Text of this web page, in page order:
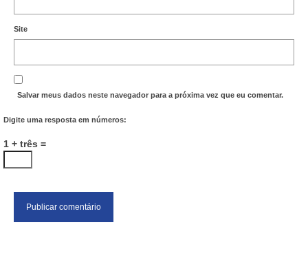
Site
Salvar meus dados neste navegador para a próxima vez que eu comentar.
Digite uma resposta em números:
1 + três =